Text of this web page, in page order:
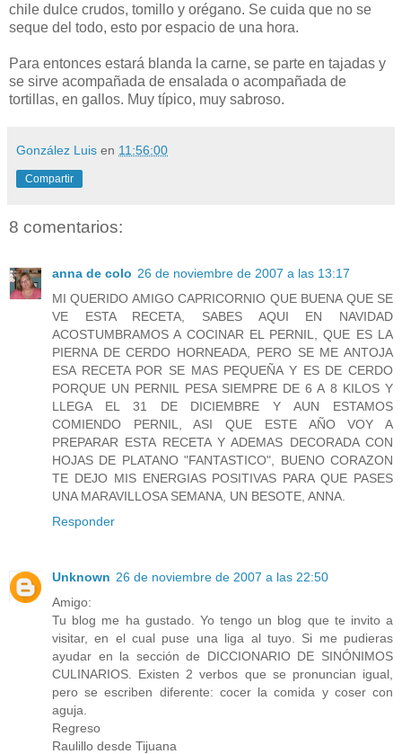
chile dulce crudos, tomillo y orégano. Se cuida que no se
seque del todo, esto por espacio de una hora.
Para entonces estará blanda la carne, se parte en tajadas y
se sirve acompañada de ensalada o acompañada de
tortillas, en gallos. Muy típico, muy sabroso.
González Luis en 11:56:00
Compartir
8 comentarios:
anna de colo 26 de noviembre de 2007 a las 13:17
MI QUERIDO AMIGO CAPRICORNIO QUE BUENA QUE SE
VE ESTA RECETA, SABES AQUI EN NAVIDAD
ACOSTUMBRAMOS A COCINAR EL PERNIL, QUE ES LA
PIERNA DE CERDO HORNEADA, PERO SE ME ANTOJA
ESA RECETA POR SE MAS PEQUEÑA Y ES DE CERDO
PORQUE UN PERNIL PESA SIEMPRE DE 6 A 8 KILOS Y
LLEGA EL 31 DE DICIEMBRE Y AUN ESTAMOS
COMIENDO PERNIL, ASI QUE ESTE AÑO VOY A
PREPARAR ESTA RECETA Y ADEMAS DECORADA CON
HOJAS DE PLATANO "FANTASTICO", BUENO CORAZON
TE DEJO MIS ENERGIAS POSITIVAS PARA QUE PASES
UNA MARAVILLOSA SEMANA, UN BESOTE, ANNA.
Responder
Unknown 26 de noviembre de 2007 a las 22:50
Amigo:
Tu blog me ha gustado. Yo tengo un blog que te invito a
visitar, en el cual puse una liga al tuyo. Si me pudieras
ayudar en la sección de DICCIONARIO DE SINÓNIMOS
CULINARIOS. Existen 2 verbos que se pronuncian igual,
pero se escriben diferente: cocer la comida y coser con
aguja.
Regreso
Raulillo desde Tijuana